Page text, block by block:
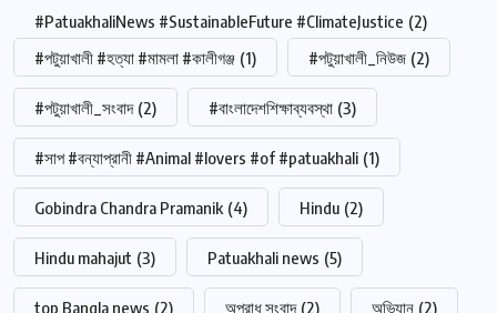
#PatuakhaliNews #SustainableFuture #ClimateJustice (2)
#পটুয়াখালী #হত্যা #মামলা #কালীগঞ্জ (1) #পটুয়াখালী_নিউজ (2)
#পটুয়াখালী_সংবাদ (2) #বাংলাদেশশিক্ষাব্যবস্থা (3)
#সাপ #বন্যাপ্রানী #Animal #lovers #of #patuakhali (1)
Gobindra Chandra Pramanik (4) Hindu (2)
Hindu mahajut (3) Patuakhali news (5)
top Bangla news (2) অপরাধ সংবাদ (2) অভিযান (2)